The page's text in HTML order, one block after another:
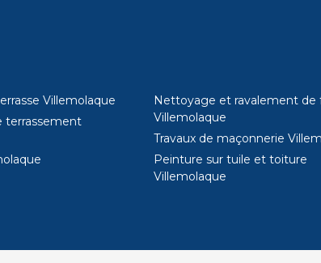
Villemolaque
terrassement
Nettoyage et ravalement de
Villemolaque
Travaux de maçonnerie
Peinture sur tuile et toiture
Villemolaque